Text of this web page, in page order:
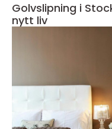
Golvslipning i
nytt liv